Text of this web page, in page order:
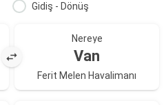
Gidiş - Dönüş
Nereye
Van
Ferit Melen Havalimanı